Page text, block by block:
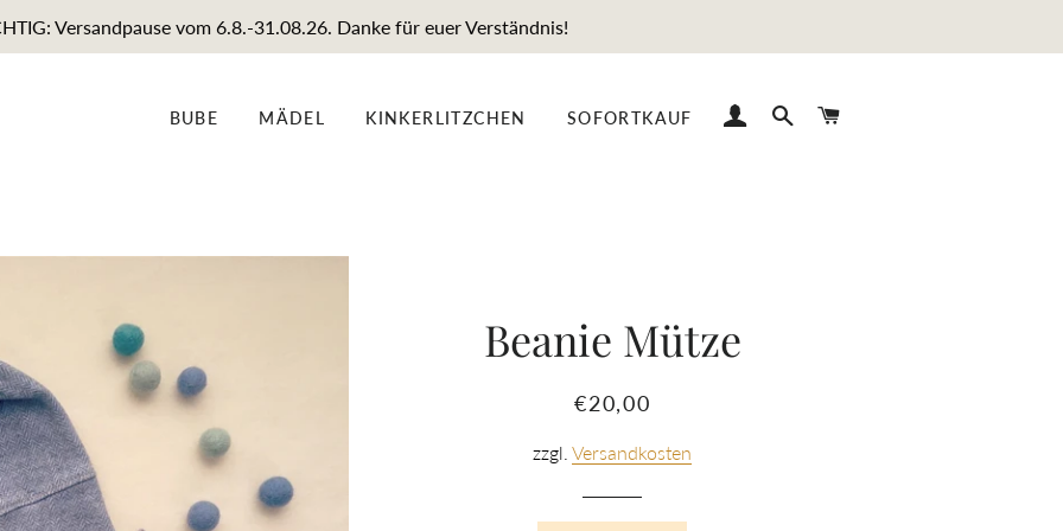
Versandpause vom 6.8.-31.08.26. Danke für euer Verständnis!
BUBE MÄDEL KINKERLITZCHEN SOFORTKAUF EINLOGGEN
SUCHE
Beanie Mütze
Normaler
Sonderpreis
€20,00
zzgl.Versandkosten